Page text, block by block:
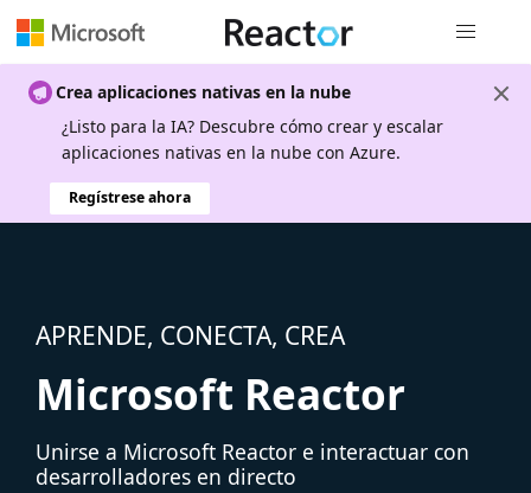
Crea aplicaciones nativas en la nube
¿Listo para la IA? Descubre cómo crear y escalar
aplicaciones nativas en la nube con Azure.
Regístrese ahora
APRENDE, CONECTA, CREA
Microsoft Reactor
Unirse a Microsoft Reactor e interactuar con
desarrolladores en directo